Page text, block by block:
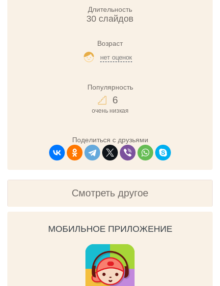
Длительность
30 слайдов
Возраст
нет оценок
Популярность
6
очень низкая
Поделиться с друзьями
Смотреть другое
МОБИЛЬНОЕ ПРИЛОЖЕНИЕ